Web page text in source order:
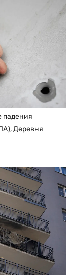
падения
Деревня